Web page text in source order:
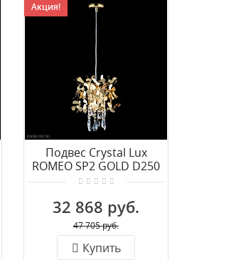
Акция!
Подвес Crystal Lux
ROMEO SP2 GOLD D250
32 868 руб.
47 705 руб.
Купить